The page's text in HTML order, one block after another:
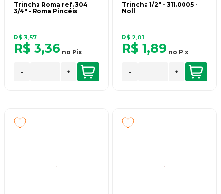
Trincha Roma ref. 304
3/4" - Roma Pincéis
R$ 3,57
R$ 3,36 no Pix
- +
Trincha 1/2" - 311.0005 -
Noll
R$ 2,01
R$ 1,89 no Pix
- +